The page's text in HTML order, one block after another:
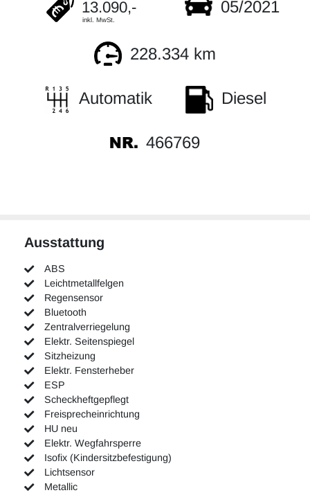
13.090,-
inkl. MwSt.
05/2021
228.334 km
Automatik Diesel
466769
Ausstattung
ABS
Leichtmetallfelgen
Regensensor
Bluetooth
Zentralverriegelung
Elektr. Seitenspiegel
Sitzheizung
Elektr. Fensterheber
ESP
Scheckheftgepflegt
Freisprecheinrichtung
HU neu
Elektr. Wegfahrsperre
Isofix (Kindersitzbefestigung)
Lichtsensor
Metallic